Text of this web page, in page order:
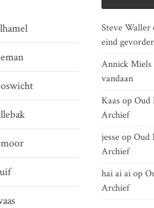
Steve Waller
eind
Annick Miels
vandaan
Kaas opOud
Archief
jesseopOud
Archief
hai ai aiop
Archief